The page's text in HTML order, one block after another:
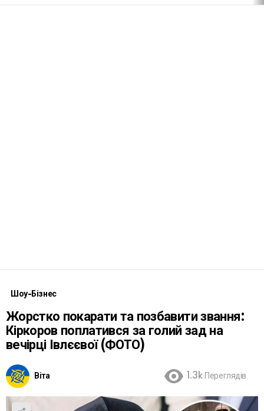
Шоу-Бізнес
Жорстко покарати та позбавити звання:
Кіркоров поплатився за голий зад на
вечірці Івлєєвої (ФОТО)
Віта 1.3k Переглядів